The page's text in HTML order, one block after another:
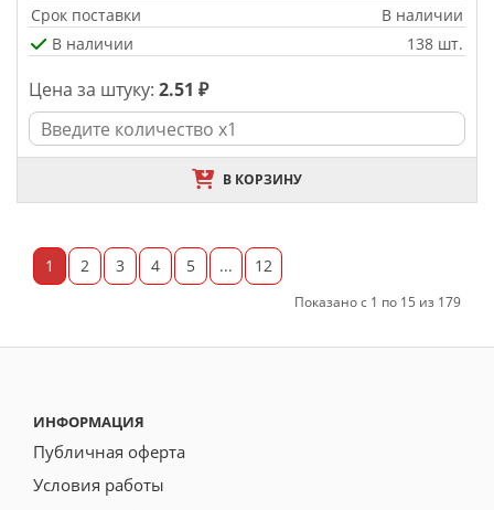
Срок поставки
В наличии
В наличии
138 шт.
Цена за штуку: 2.51 ₽
В КОРЗИНУ
1 2 3 4 5 ... 12
Показано с 1 по 15 из 179
ИНФОРМАЦИЯ
Публичная оферта
Условия работы